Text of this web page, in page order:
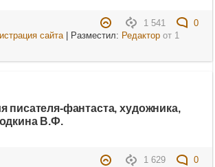
1 541
0
сайта| Разместил: Редакторот 1
писателя-фантаста, художника,
В.Ф.
1 629
0